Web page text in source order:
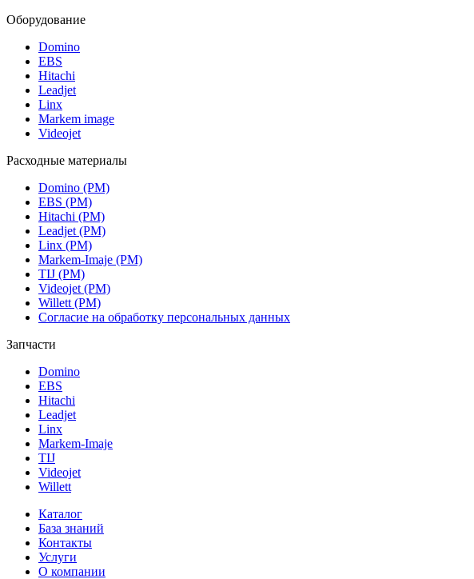
Оборудование
Domino
EBS
Hitachi
Leadjet
Linx
Markem image
Videojet
Расходные материалы
Domino (РМ)
EBS (РМ)
Hitachi (РМ)
Leadjet (РМ)
Linx (РМ)
Markem-Imaje (РМ)
TIJ (РМ)
Videojet (РМ)
Willett (РМ)
Согласие на обработку персональных данных
Запчасти
Domino
EBS
Hitachi
Leadjet
Linx
Markem-Imaje
TIJ
Videojet
Willett
Каталог
База знаний
Контакты
Услуги
О компании